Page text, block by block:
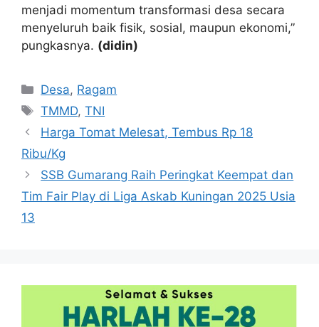
menjadi momentum transformasi desa secara
menyeluruh baik fisik, sosial, maupun ekonomi,”
pungkasnya. (didin)
Kategori
Desa, Ragam
Tag
TMMD,TNI
Harga Tomat Melesat, Tembus Rp 18
Ribu/Kg
SSB Gumarang Raih Peringkat Keempat dan
Tim Fair Play di Liga Askab Kuningan 2025 Usia
13